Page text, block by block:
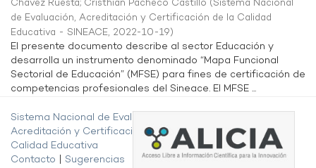
Chávez Ruesta; Cristhian Pacheco Castillo (Sistema Nacional
de Evaluación, Acreditación y Certificación de la Calidad
Educativa - SINEACE, 2022-10-19)
El presente documento describe al sector Educación y
desarrolla un instrumento denominado “Mapa Funcional
Sectorial de Educación” (MFSE) para fines de certificación de
competencias profesionales del Sineace. El MFSE ...
Sistema Nacional de Evaluación,
Acreditación y Certificación de la
Calidad Educativa
Contacto
Sugerencias